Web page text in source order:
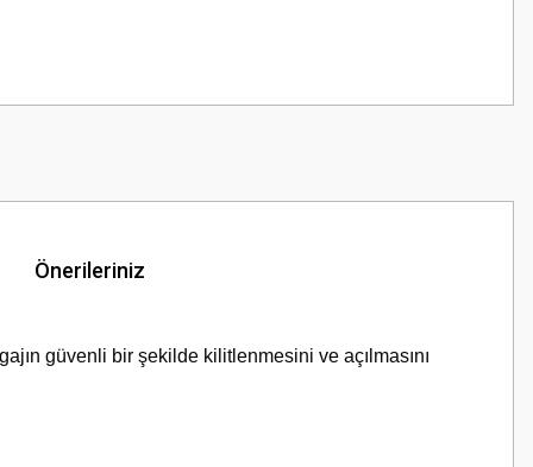
Önerileriniz
güvenli bir şekilde kilitlenmesini ve açılmasını